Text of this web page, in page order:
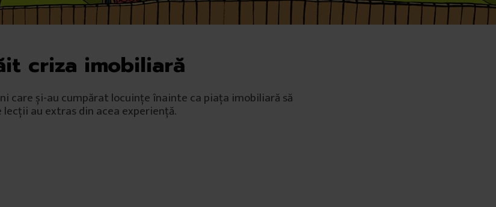
criza imobiliară
care și-au cumpărat locuințe înainte ca piața imobiliară să
lecții au extras din acea experiență.